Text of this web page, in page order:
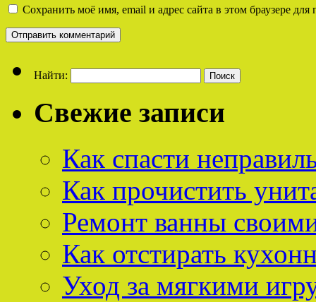
Сохранить моё имя, email и адрес сайта в этом браузере
Найти:
Свежие записи
Как спасти
Как прочистить
Ремонт ванны
Как отстирать
Уход за мягкими